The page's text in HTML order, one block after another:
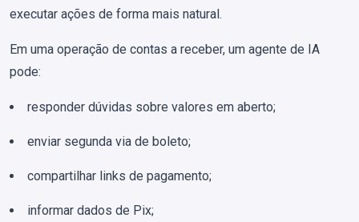
executar ações de forma mais natural.
Em uma operação de contas a receber, um agente de IA
pode:
responder dúvidas sobre valores em aberto;
enviar segunda via de boleto;
compartilhar links de pagamento;
informar dados de Pix;